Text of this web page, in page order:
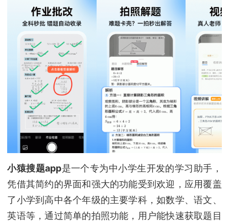
小猿搜题app是一个专为中小学生开发的学习助手，
凭借其简约的界面和强大的功能受到欢迎，应用覆盖
了小学到高中各个年级的主要学科，如数学、语文、
英语等，通过简单的拍照功能，用户能快速获取题目